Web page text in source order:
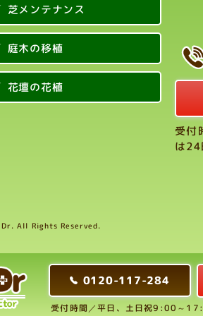
芝メンテナンス
庭木の移植
花壇の花植
受付
は
0120-117-284
受付時間／平日、土日祝9:00～
All Rights Reserved.